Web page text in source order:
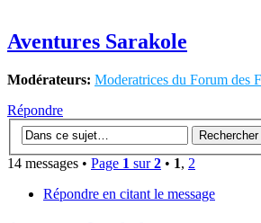
Aventures Sarakole
Modérateurs: Moderatrices du Forum des
Répondre
14 messages • Page 1 sur2 • 1, 2
Répondre en citant le message